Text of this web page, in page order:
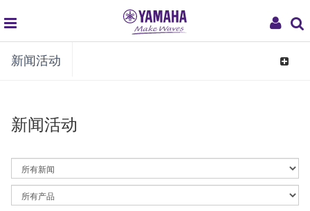
My
global
navigation
新闻活动
Toggle
新闻活动
By
News
Category
By
Article